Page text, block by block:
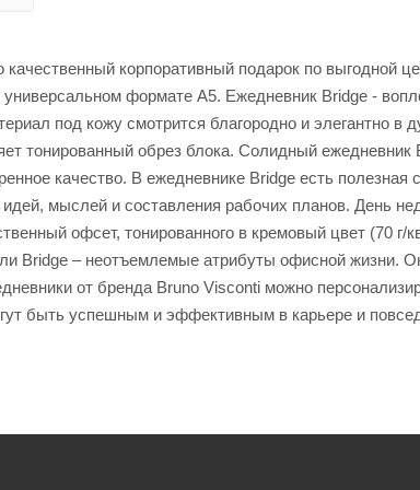
корпоративный подарок по выгодной
формате А5. Ежедневник Bridge -
под кожу смотрится благородно и элегантно в
тонированный обрез блока. Солидный ежедневник
качество. В ежедневнике Bridge есть полезная
мыслей и составления рабочих планов. День
офсет, тонированного в кремовый цвет (70 г/
Bridge – неотъемлемые атрибуты офисной жизни.
от бренда Bruno Visconti можно
быть успешным и эффективным в карьере и